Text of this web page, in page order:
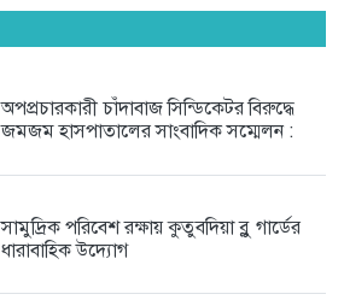
শেখ হাসিনার ভারতে যাওয়া সবই...
অপপ্রচারকারী চাঁদাবাজ সিন্ডিকেটর বিরুদ্ধে
3 days আগে
অদক্ষতা ও বহিরাগতদের দিয়ে দাপ্তরিক...
অপপ্রচারকারী চাঁদাবাজ সিন্ডিকেটর বিরুদ্ধে
জমজম হাসপাতালের সাংবাদিক সম্মেলন :
সামুদ্রিক পরিবেশ রক্ষায় কুতুবদিয়া ব্লু গার্ডের
ধারাবাহিক উদ্যোগ